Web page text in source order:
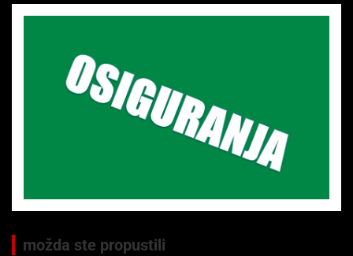
možda ste propustili